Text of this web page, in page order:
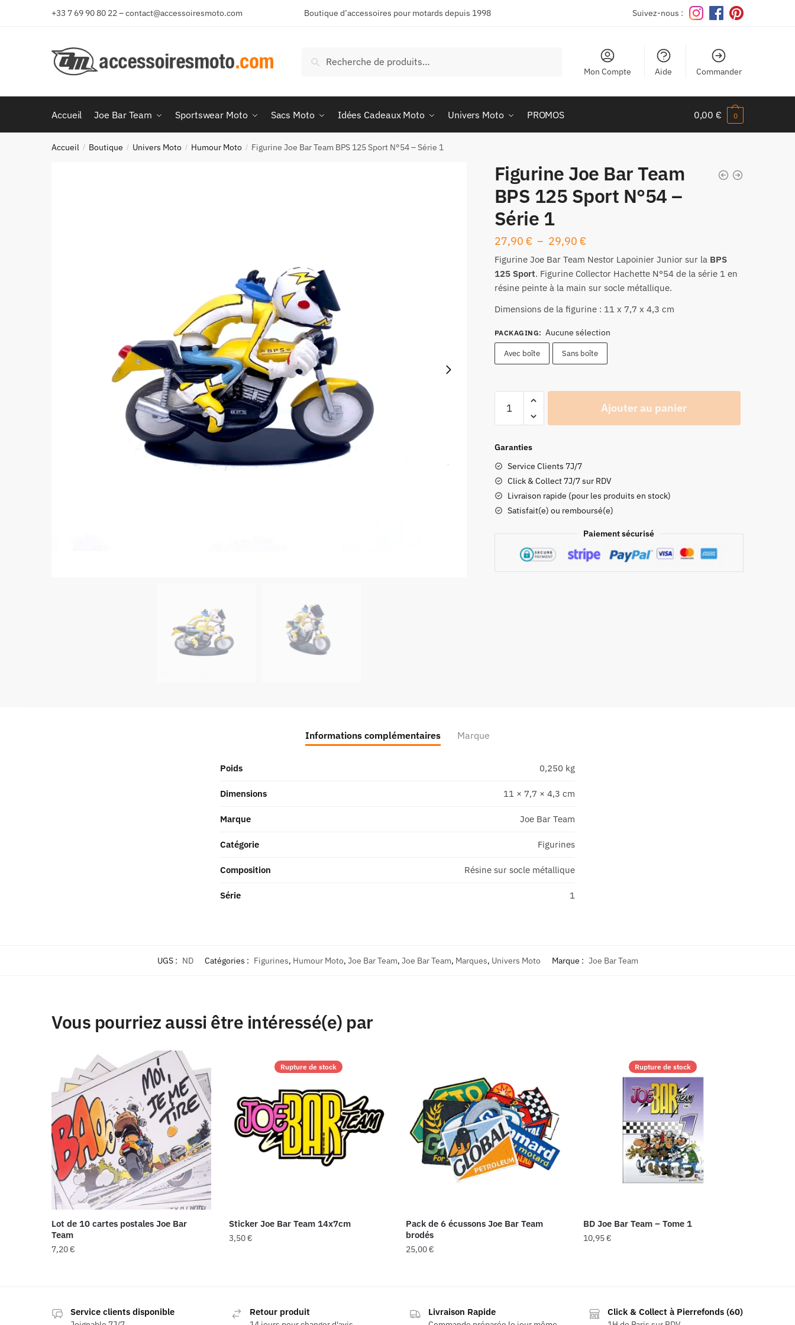
+33 7 69 90 80 22 – contact@accessoiresmoto.com Boutique d’accessoires pour motards depuis 1998 Suivez-nous :
pour :
Recherche
Mon Compte Aide Commander
Accueil Joe Bar Team Sportswear Moto Sacs Moto Idées Cadeaux Moto Univers Moto PROMOS 0,00 € 0
Accueil / Boutique / Univers Moto / Humour Moto / Figurine Joe Bar Team BPS 125 Sport N°54 – Série 1
Figurine Joe Bar Team
BPS 125 Sport N°54 –
Série 1
27,90 € – 29,90 €Plage
de
prix :
27,90 €
à
29,90 €
FigurineJoe Bar Team Nestor Lapoinier Junior sur la BPS
125 Sport. Figurine Collector Hachette N°54 de la série 1en
résine peinte à la main sur socle métallique.
Dimensions de la figurine : 11 x 7,7 x 4,3 cm
PACKAGING: Aucune sélection
Avec boîte Sans boîte
Figurine
Joe
Team
BPS
125
Sport
Ajouter au panier
Garanties
Service Clients 7J/7
Click & Collect 7J/7 sur RDV
Livraison rapide (pour les produits en stock)
Satisfait(e) ou remboursé(e)
Paiement sécurisé
Informations complémentaires Marque
Poids 0,250 kg
Dimensions 11 × 7,7 × 4,3 cm
Marque Joe Bar Team
Catégorie Figurines
Composition Résine sur socle métallique
Série 1
UGS : ND Catégories : Figurines, Humour Moto, Joe Bar Team, Joe Bar Team, Marques, Univers Moto Marque : Joe Bar Team
Vous pourriez aussi être intéressé(e) par
Lot de 10 cartes postales Joe Bar
Team
7,20€
Rupture de stock
Sticker Joe Bar Team 14x7cm
3,50€
Pack de 6 écussons Joe Bar Team
brodés
25,00€
Rupture de stock
BD Joe Bar Team – Tome 1
10,95€
Service clients disponible Retour produit Livraison Rapide Click & Collect à Pierrefonds (60)